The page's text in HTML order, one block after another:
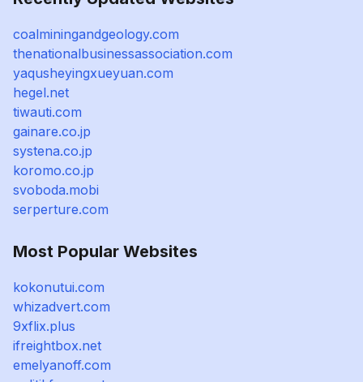
coalminingandgeology.com
thenationalbusinessassociation.com
yaqusheyingxueyuan.com
hegel.net
tiwauti.com
gainare.co.jp
systena.co.jp
koromo.co.jp
svoboda.mobi
serperture.com
Most Popular Websites
kokonutui.com
whizadvert.com
9xflix.plus
ifreightbox.net
emelyanoff.com